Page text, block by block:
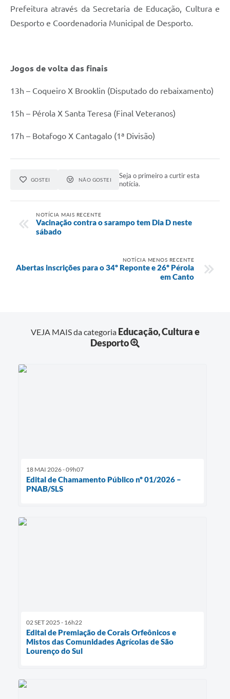
Prefeitura através da Secretaria de Educação, Cultura e
Desporto e Coordenadoria Municipal de Desporto.
Jogos de volta das finais
13h – Coqueiro X Brooklin (Disputado do rebaixamento)
15h – Pérola X Santa Teresa (Final Veteranos)
17h – Botafogo X Cantagalo (1ª Divisão)
GOSTEI NÃO GOSTEI
Seja o primeiro a curtir esta
notícia.
NOTÍCIA MAIS RECENTE
Vacinação contra o sarampo tem Dia D neste
sábado
NOTÍCIA MENOS RECENTE
Abertas inscrições para o 34º Reponte e 26º Pérola
em Canto
VEJA MAIS da categoria Educação, Cultura e
Desporto
18 MAI 2026 - 09h07
Edital de Chamamento Público nº 01/2026 –
PNAB/SLS
02 SET 2025 - 16h22
Edital de Premiação de Corais Orfeônicos e
Mistos das Comunidades Agrícolas de São
Lourenço do Sul